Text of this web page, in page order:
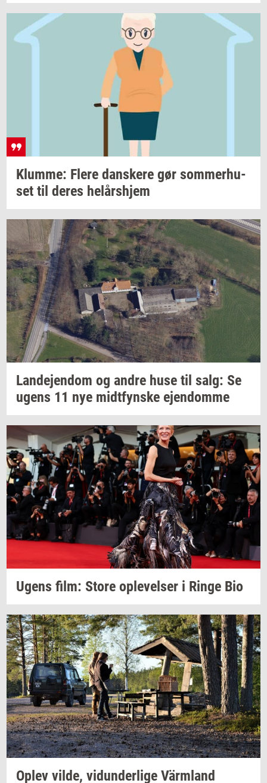
Klum­me: Flere dan­ske­re gør som­mer­hu­
set til deres helårs­hjem
Lan­de­jen­dom og andre huse til salg: Se
ugens 11 nye midt­fyn­s­ke ejen­dom­me
Ugens film: Store op­le­vel­ser i Ringe Bio
Oplev vilde, vi­dun­der­li­ge Värmland